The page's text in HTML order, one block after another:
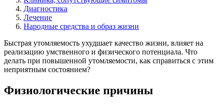
Диагностика
Лечение
Народные средства и образ жизни
Быстрая утомляемость ухудшает качество жизни, влияет на
реализацию умственного и физического потенциала. Что
делать при повышенной утомляемости, как справиться с этим
неприятным состоянием?
Физиологические причины